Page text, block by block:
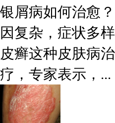
银屑病如何治愈
因复杂，症状多
皮癣这种皮肤病
疗，专家表示，...